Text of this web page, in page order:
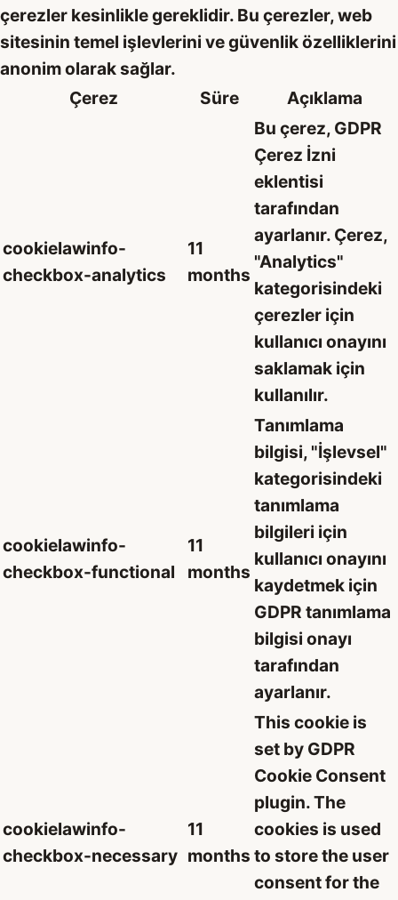
çerezler kesinlikle gereklidir. Bu çerezler, web
sitesinin temel işlevlerini ve güvenlik özelliklerini
anonim olarak sağlar.
Çerez
Süre Açıklama
cookielawinfo-
checkbox-analytics
11
months
Bu çerez, GDPR
Çerez İzni
eklentisi
tarafından
ayarlanır. Çerez,
"Analytics"
kategorisindeki
çerezler için
kullanıcı onayını
saklamak için
kullanılır.
cookielawinfo-
checkbox-functional
11
months
Tanımlama
bilgisi, "İşlevsel"
kategorisindeki
tanımlama
bilgileri için
kullanıcı onayını
kaydetmek için
GDPR tanımlama
bilgisi onayı
tarafından
ayarlanır.
cookielawinfo-
checkbox-necessary
11
months
This cookie is
set by GDPR
Cookie Consent
plugin. The
cookies is used
to store the user
consent for the